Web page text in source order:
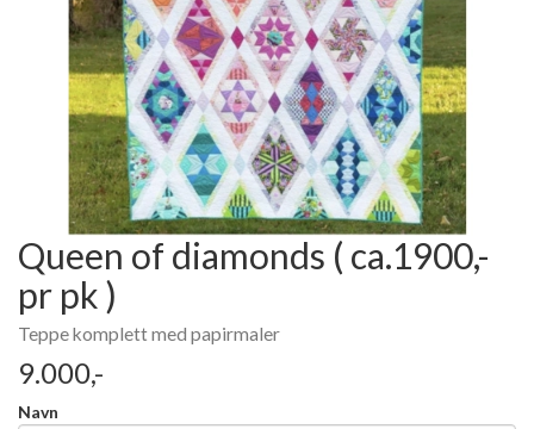
Queen of diamonds ( ca.1900,-
pr pk )
Teppe komplett med papirmaler
9.000,-
Navn